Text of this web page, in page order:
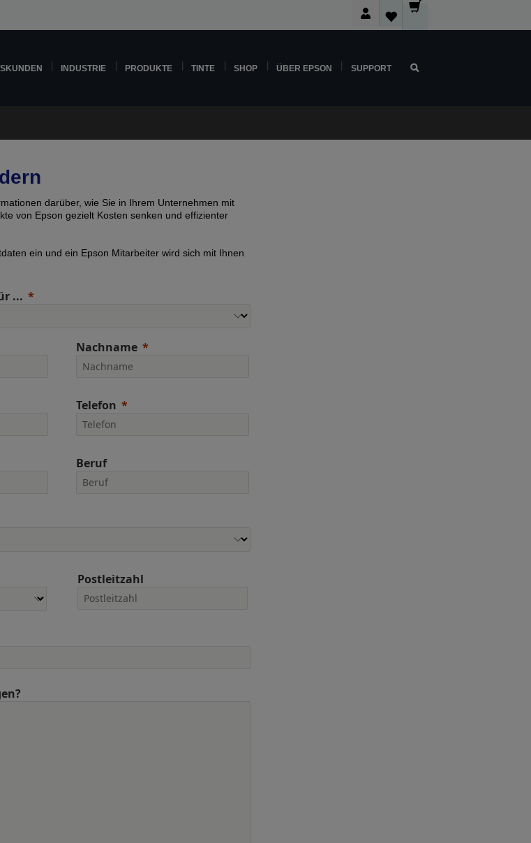
INDUSTRIE PRODUKTE TINTE SHOP ÜBER EPSON SUPPORT
darüber, wie Sie in Ihrem Unternehmen mit
von Epson gezielt Kosten senken und effizienter
ein und ein Epson Mitarbeiter wird sich mit Ihnen
...
Nachname
Telefon
Beruf
Postleitzahl